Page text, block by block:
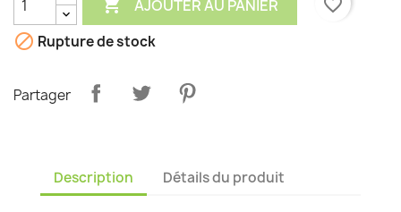
 AJOUTER AU PANIER
favorite_border
 Rupture de stock
Partager
Description Détails du produit